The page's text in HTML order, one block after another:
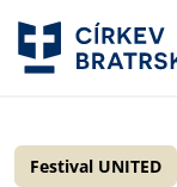
Festival UNITED